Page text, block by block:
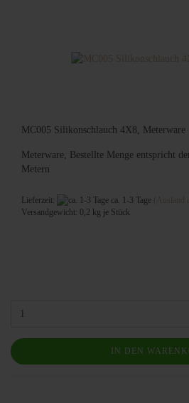
MC005 Silikonschlauch 4X8, Meterware
Meterware, Bestellte Menge entspricht
Metern
Lieferzeit: ca. 1-3 Tage
(Ausland
Versandgewicht: 0,2 kg je Stück
IN DEN